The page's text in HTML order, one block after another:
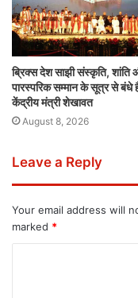
ब्रिक्स देश साझी संस्कृति, शांति
पारस्परिक सम्मान के सूत्र से बंधे
केंद्रीय मंत्री शेखावत
August 8, 2026
Leave a Reply
Your email address will
marked *